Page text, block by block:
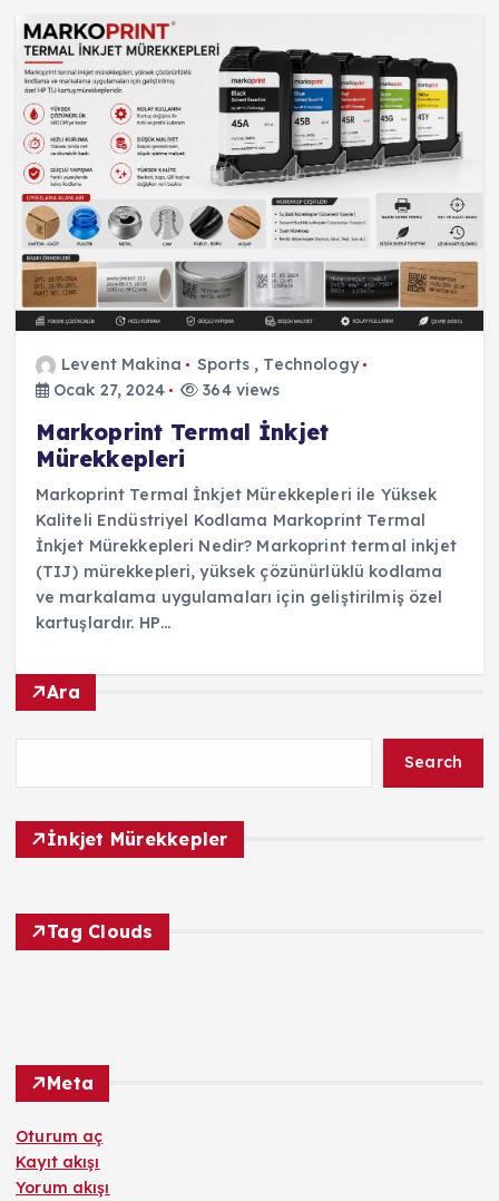
Levent Makina Sports , Technology
Ocak 27, 2024
364 views
Markoprint Termal İnkjet
Mürekkepleri
Markoprint Termal İnkjet Mürekkepleri ile Yüksek
Kaliteli Endüstriyel Kodlama Markoprint Termal
İnkjet Mürekkepleri Nedir? Markoprint termal inkjet
(TIJ) mürekkepleri, yüksek çözünürlüklü kodlama
ve markalama uygulamaları için geliştirilmiş özel
kartuşlardır. HP…
Ara
Search
İnkjet Mürekkepler
Tag Clouds
Meta
Oturum aç
Kayıt akışı
Yorum akışı